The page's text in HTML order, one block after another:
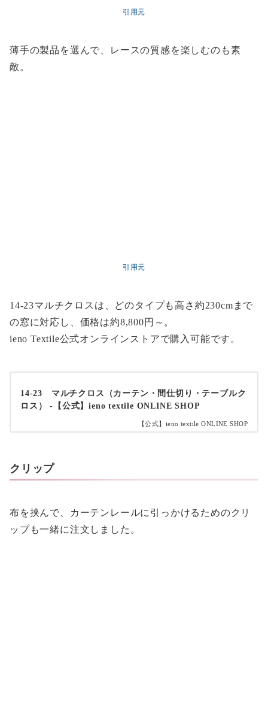
引用元
薄手の製品を選んで、レースの質感を楽しむのも素
敵。
引用元
14-23マルチクロスは、どのタイプも高さ約230cmまで
の窓に対応し、価格は約8,800円～。
ieno Textile公式オンラインストアで購入可能です。
14-23 マルチクロス（カーテン・間仕切り・テーブルク
ロス） -【公式】ieno textile ONLINE SHOP
【公式】ieno textile ONLINE SHOP
クリップ
布を挟んで、カーテンレールに引っかけるためのクリ
ップも一緒に注文しました。